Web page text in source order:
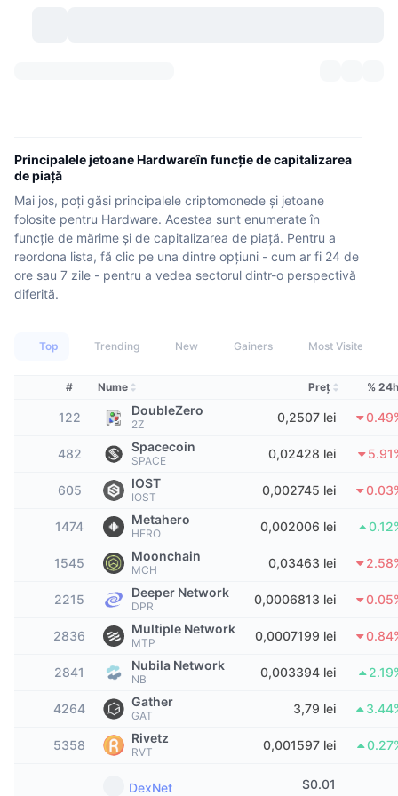
Istoric capturi
Deblocări de tokenuri
Clasamente
În tendințe
Urmează
Câștigători și Pierzători
Cele mai vizitate
Sentimentul comunitar
Clasament lanț
Prezentare generală a pieței
Piața Spot
Nr. de criptomonede
Intrări/Ieșiri de pe Exchange-uri
Indicatori
Indicele de frică și lăcomie.
Indicatori ai ciclului de piață
Supremația Bitcoin
Indicele CoinMarketCap 20
Indicele CoinMarketCap 100
Cele mai populare
Nou
Explorator de meme
Top Traderi
Burse
Schimburi centralizate:
Spot
Spot
Derivate
Community
Feed-uri
Sentiment
API
API DEX
Întreprindere
Prețuri
Resurse
Documentație
Întrebări frecvente
Hub de agenți CMC
Piață de Abilități
Convertor
Buletin informativ
CMC Launch
CMC Labs
CMC Max
Știri de top
Bot Telegram
Publicitate
Principalele jetoane Hardwareîn funcție de capitalizarea
de piață
Mai jos, poți găsi principalele criptomonede și jetoane
folosite pentru Hardware. Acestea sunt enumerate în
funcție de mărime și de capitalizarea de piață. Pentru a
reordona lista, fă clic pe una dintre opțiuni - cum ar fi 24 de
ore sau 7 zile - pentru a vedea sectorul dintr-o perspectivă
diferită.
Top Trending New Gainers Most Visited
# Nume Preţ % 24h
122 DoubleZero
2Z 0,2507 lei
482 Spacecoin
SPACE 0,02428 lei
605 IOST
IOST 0,002745 lei
1474 Metahero
HERO 0,002006 lei
1545 Moonchain
MCH 0,03463 lei
2215 Deeper Network
DPR 0,0006813 lei
2836 Multiple Network
MTP 0,0007199 lei
2841 Nubila Network
NB 0,003394 lei
4264 Gather
GAT 3,79 lei
5358 Rivetz
RVT 0,001597 lei
DexNet $0.01